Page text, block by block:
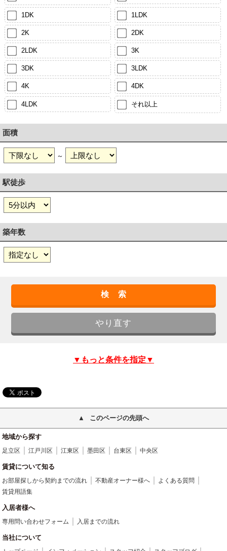
1DK 1LDK
2K 2DK
2LDK 3K
3DK 3LDK
4K 4DK
4LDK それ以上
面積
～
駅徒歩
築年数
▼もっと条件を指定▼
このページの先頭へ
地域から探す
足立区 江戸川区 江東区 墨田区 台東区 中央区
賃貸について知る
お部屋探しから契約までの流れ 不動産オーナー様へ
よくある質問
賃貸用語集
入居者様へ
専用問い合わせフォーム 入居までの流れ
当社について